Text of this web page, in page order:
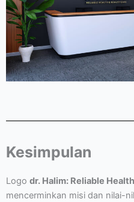
Kesimpulan
Logo dr. Halim: Reliable
mencerminkan misi dan nilai-